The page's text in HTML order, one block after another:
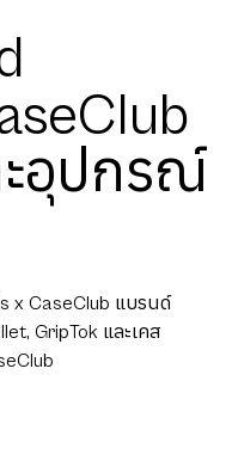
อุปกรณ์
x CaseClub แบรนด์
GripTok และเคส